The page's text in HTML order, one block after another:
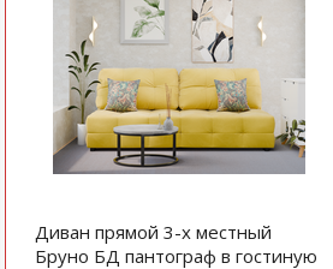
Диван прямой 3-х местный
Бруно БД пантограф в гостиную